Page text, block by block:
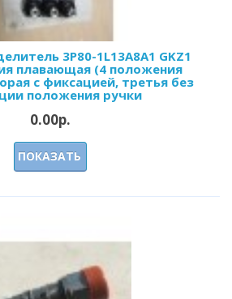
3Р80-1L13А8A1 GKZ1
плавающая (4 положения
с фиксацией, третья без
положения ручки
0.00р.
ПОКАЗАТЬ